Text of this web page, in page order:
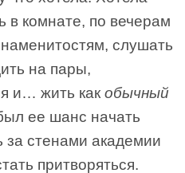
в комнате, по вечерам
слушать
на пары,
и… жить как обычный
ее шанс начать
за стенами академии
притворяться.